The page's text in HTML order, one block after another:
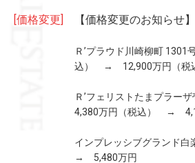
[価格変更] 【価格変更のお知らせ】
Ｒ’プラウド川崎柳町
込） → 12,900万円（税
Ｒ’フェリストたまプラ
4,380万円（税込） →
インプレッシブグラン
→ 5,480万円